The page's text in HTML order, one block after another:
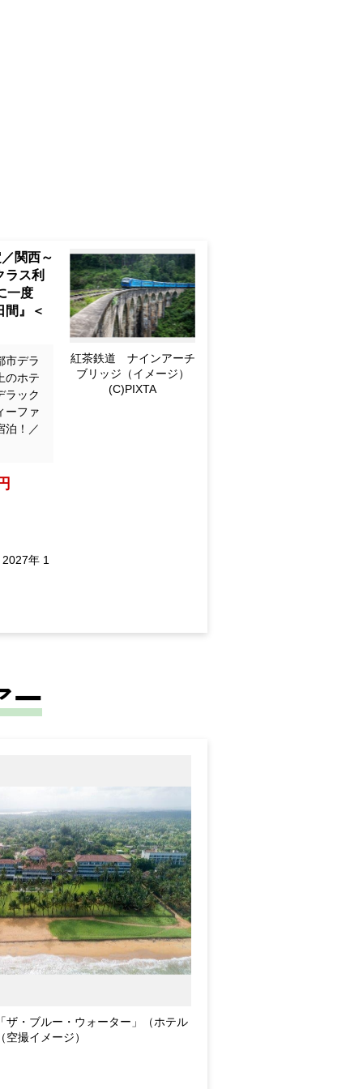
紅茶鉄道 ナインアーチ
ブリッジ（イメージ）
(C)PIXTA
関西～
ラス利
一度
』＜
市デラ
のホテ
ラック
ーファ
泊！／
年 1
ー
ザ・ブルー・ウォーター」（ホテル
空撮イメージ）